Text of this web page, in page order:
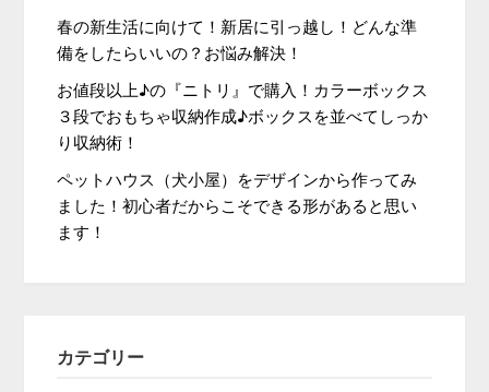
春の新生活に向けて！新居に引っ越し！どんな準
備をしたらいいの？お悩み解決！
お値段以上♪の『ニトリ』で購入！カラーボックス
３段でおもちゃ収納作成♪ボックスを並べてしっか
り収納術！
ペットハウス（犬小屋）をデザインから作ってみ
ました！初心者だからこそできる形があると思い
ます！
カテゴリー